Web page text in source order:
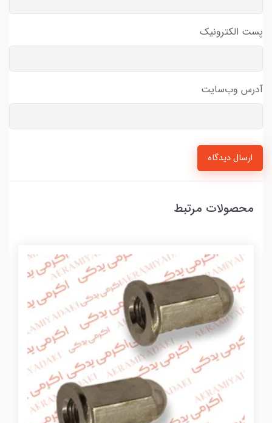
پست الکترونیک
آدرس وب‌سایت
ارسال دیدگاه
محصولات مرتبط